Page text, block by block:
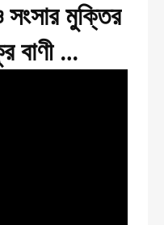
সংসার মুক্তির
বাণী